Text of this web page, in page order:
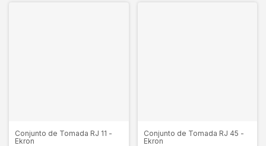
Conjunto de Tomada RJ 11 -
Ekron
Conjunto de Tomada RJ 45 -
Ekron